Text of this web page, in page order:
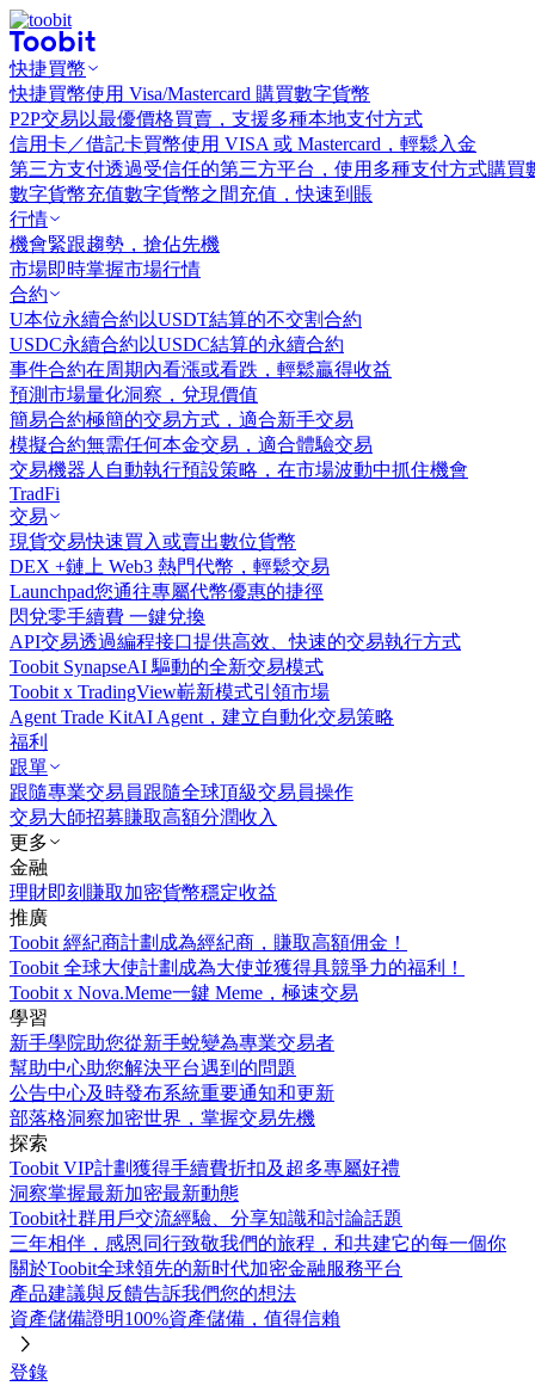
快捷買幣
快捷買幣使用 Visa/Mastercard 購買數字貨幣
P2P交易 以最優價格買賣，支援多種本地支付方式
信用卡／借記卡買幣使用 VISA 或 Mastercard，輕鬆入金
第三方支付透過受信任的第三方平台，使用多種支付方式購買
數字貨幣充值數字貨幣之間充值，快速到賬
行情
機會緊跟趨勢，搶佔先機
市場即時掌握市場行情
合約
U本位永續合約 以USDT結算的不交割合約
USDC永續合約 以USDC結算的永續合約
事件合約在周期內看漲或看跌，輕鬆贏得收益
預測市場量化洞察，兌現價值
簡易合約極簡的交易方式，適合新手交易
模擬合約無需任何本金交易，適合體驗交易
交易機器人 自動執行預設策略，在市場波動中抓住機會
TradFi
交易
現貨交易快速買入或賣出數位貨幣
DEX +鏈上 Web3 熱門代幣，輕鬆交易
Launchpad您通往專屬代幣優惠的捷徑
閃兌零手續費 一鍵兌換
API交易透過編程接口提供高效、快速的交易執行方式
Toobit SynapseAI 驅動的全新交易模式
Toobit x TradingView嶄新模式引領市場
Agent Trade KitAI Agent，建立自動化交易策略
福利
跟單
跟隨專業交易員跟隨全球頂級交易員操作
交易大師招募賺取高額分潤收入
更多
金融
理財即刻賺取加密貨幣穩定收益
推廣
Toobit 經紀商計劃 成為經紀商，賺取高額佣金！
Toobit 全球大使計劃 成為大使並獲得具競爭力的福利！
Toobit x Nova.Meme一鍵 Meme，極速交易
學習
新手學院助您從新手蛻變為專業交易者
幫助中心助您解決平台遇到的問題
公告中心及時發布系統重要通知和更新
部落格洞察加密世界，掌握交易先機
探索
Toobit VIP計劃獲得手續費折扣及超多專屬好禮
洞察掌握最新加密最新動態
Toobit社群用戶交流經驗、分享知識和討論話題
三年相伴，感恩同行致敬我們的旅程，和共建它的每一個你
關於Toobit全球領先的新时代加密金融服務平台
產品建議與反饋告訴我們您的想法
資產儲備證明100%資產儲備，值得信賴
登錄